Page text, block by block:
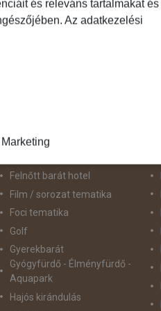
Augusztus 20
Belépőjegy
Élményprogram
Felnőtt barát hotel
Film / sorozat tematika
Foci tematika
Golf
Gyerekbarát
Gyógyfürdő - Élményfürdő -
Aquapark
Hajós kirándulás
és releváns tartalmakat és
Az adatkezelési
Marketing